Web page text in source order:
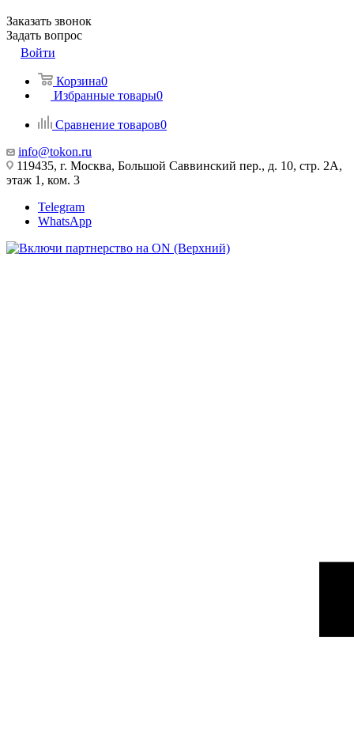
Заказать звонок
Задать вопрос
Войти
Корзина0
Избранные товары0
Сравнение товаров0
info@tokon.ru
119435, г. Москва, Большой Саввинский пер., д. 10, стр. 2А,
этаж 1, ком. 3
Telegram
WhatsApp